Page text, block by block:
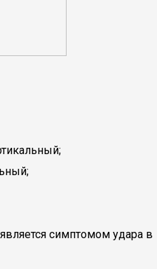
симптомом удара в